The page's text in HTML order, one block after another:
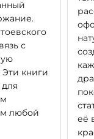
с
книги
любой
её